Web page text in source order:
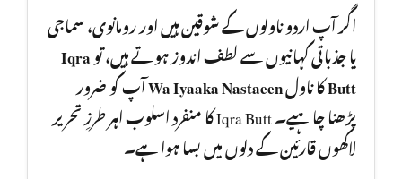
اگر آپ اردو ناولوں کے شوقین ہیں اور رومانوی، سماجی
یا جذباتی کہانیوں سے لطف اندوز ہوتے ہیں، توIqra
Buttکا ناولWa Iyaaka Nastaeenآپ کو ضرور
پڑھنا چا ہیے۔ Iqra Butt کا منفرد اسلوب اہر طرزِ تحریر
لاکھوں قارئین کے دلوں میں بسا ہوا ہے۔